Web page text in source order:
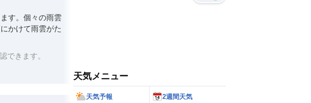
す。個々の雨雲
かけて雨雲がた
できます。
天気メニュー
天気予報 2週間天気